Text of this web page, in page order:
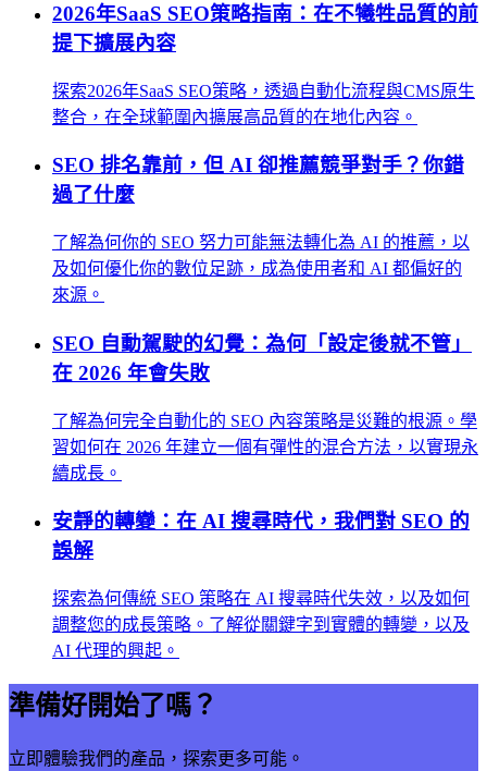
2026年SaaS SEO策略指南：在不犧牲品質的前
提下擴展內容
探索2026年SaaS SEO策略，透過自動化流程與CMS原生
整合，在全球範圍內擴展高品質的在地化內容。
SEO 排名靠前，但 AI 卻推薦競爭對手？你錯
過了什麼
了解為何你的 SEO 努力可能無法轉化為 AI 的推薦，以
及如何優化你的數位足跡，成為使用者和 AI 都偏好的
來源。
SEO 自動駕駛的幻覺：為何「設定後就不管」
在 2026 年會失敗
了解為何完全自動化的 SEO 內容策略是災難的根源。學
習如何在 2026 年建立一個有彈性的混合方法，以實現永
續成長。
安靜的轉變：在 AI 搜尋時代，我們對 SEO 的
誤解
探索為何傳統 SEO 策略在 AI 搜尋時代失效，以及如何
調整您的成長策略。了解從關鍵字到實體的轉變，以及
AI 代理的興起。
準備好開始了嗎？
立即體驗我們的產品，探索更多可能。